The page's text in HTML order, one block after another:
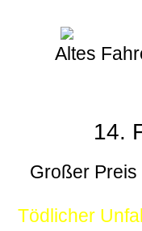
Altes
14.
Großer Preis
Tödlicher